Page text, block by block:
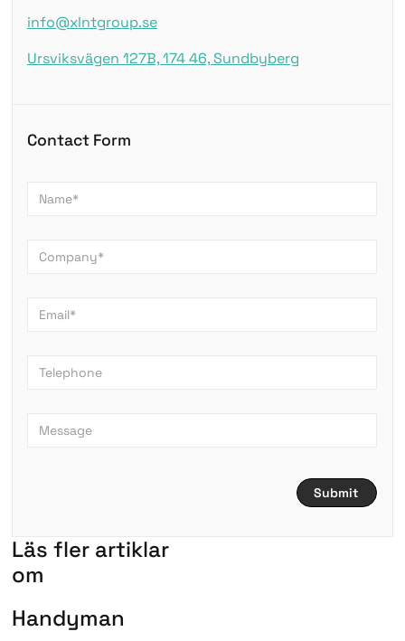
Läs fler artiklar
om
Handyman
info@xlntgroup.se
Ursviksvägen 127B, 174 46, Sundbyberg
Contact Form